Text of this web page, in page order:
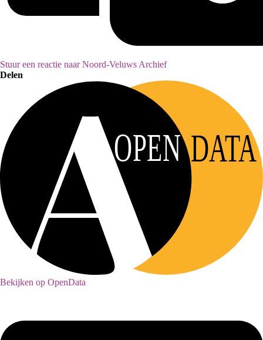
Stuur een reactie naar Noord-Veluws Archief
Delen
OPEN DATA
Bekijken op OpenData